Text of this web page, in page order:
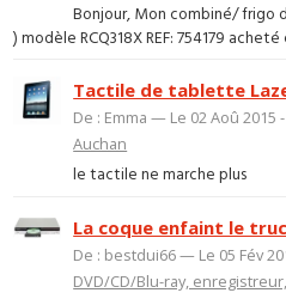
Bonjour, Mon combiné/ frigo
) modèle RCQ318X REF: 754179 acheté
Tactile de tablette
De : Emma — Le 02 Aoû
Auchan
le tactile ne marche plus
La coque enfaint le
De : bestdui66 — Le 05 Fév
DVD/CD/Blu-ray,